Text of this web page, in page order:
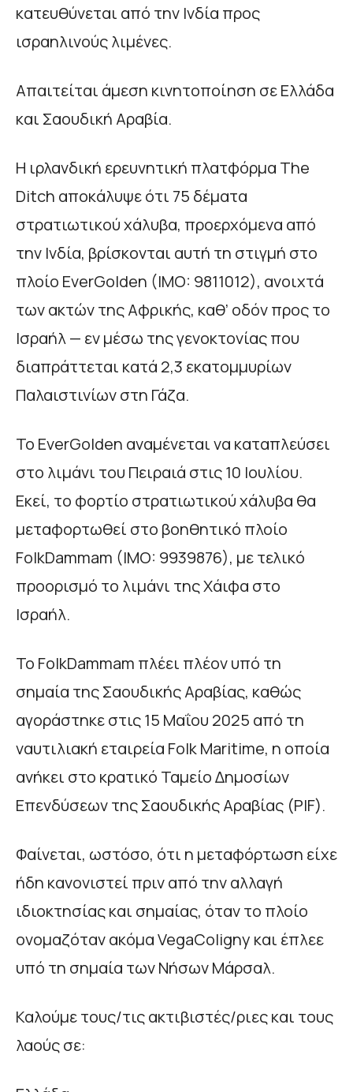
κατευθύνεται από την Ινδία προς
ισραηλινούς λιμένες.
Απαιτείται άμεση κινητοποίηση σε Ελλάδα
και Σαουδική Αραβία.
Η ιρλανδική ερευνητική πλατφόρμα The
Ditch αποκάλυψε ότι 75 δέματα
στρατιωτικού χάλυβα, προερχόμενα από
την Ινδία, βρίσκονται αυτή τη στιγμή στο
πλοίο EverGolden (IMO: 9811012), ανοιχτά
των ακτών της Αφρικής, καθ’ οδόν προς το
Ισραήλ — εν μέσω της γενοκτονίας που
διαπράττεται κατά 2,3 εκατομμυρίων
Παλαιστινίων στη Γάζα.
Το EverGolden αναμένεται να καταπλεύσει
στο λιμάνι του Πειραιά στις 10 Ιουλίου.
Εκεί, το φορτίο στρατιωτικού χάλυβα θα
μεταφορτωθεί στο βοηθητικό πλοίο
FolkDammam (IMO: 9939876), με τελικό
προορισμό το λιμάνι της Χάιφα στο
Ισραήλ.
Το FolkDammam πλέει πλέον υπό τη
σημαία της Σαουδικής Αραβίας, καθώς
αγοράστηκε στις 15 Μαΐου 2025 από τη
ναυτιλιακή εταιρεία Folk Maritime, η οποία
ανήκει στο κρατικό Ταμείο Δημοσίων
Επενδύσεων της Σαουδικής Αραβίας (PIF).
Φαίνεται, ωστόσο, ότι η μεταφόρτωση είχε
ήδη κανονιστεί πριν από την αλλαγή
ιδιοκτησίας και σημαίας, όταν το πλοίο
ονομαζόταν ακόμα VegaColigny και έπλεε
υπό τη σημαία των Νήσων Μάρσαλ.
Καλούμε τους/τις ακτιβιστές/ριες και τους
λαούς σε: